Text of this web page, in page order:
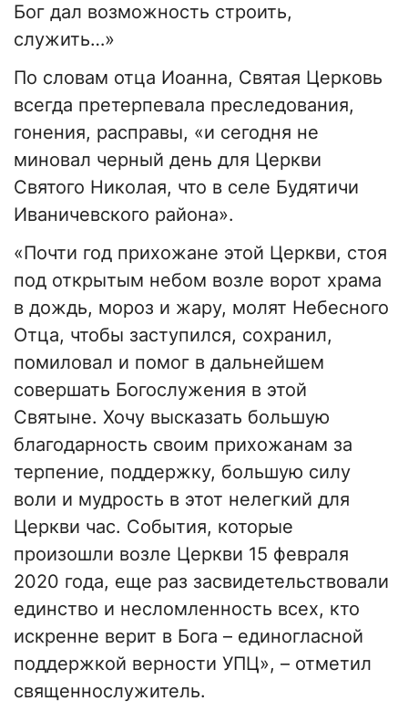
Бог дал возможность строить,
служить…»
По словам отца Иоанна, Святая Церковь
всегда претерпевала преследования,
гонения, расправы, «и сегодня не
миновал черный день для Церкви
Святого Николая, что в селе Будятичи
Иваничевского района».
«Почти год прихожане этой Церкви, стоя
под открытым небом возле ворот храма
в дождь, мороз и жару, молят Небесного
Отца, чтобы заступился, сохранил,
помиловал и помог в дальнейшем
совершать Богослужения в этой
Святыне. Хочу высказать большую
благодарность своим прихожанам за
терпение, поддержку, большую силу
воли и мудрость в этот нелегкий для
Церкви час. События, которые
произошли возле Церкви 15 февраля
2020 года, еще раз засвидетельствовали
единство и несломленность всех, кто
искренне верит в Бога – единогласной
поддержкой верности УПЦ», – отметил
священнослужитель.